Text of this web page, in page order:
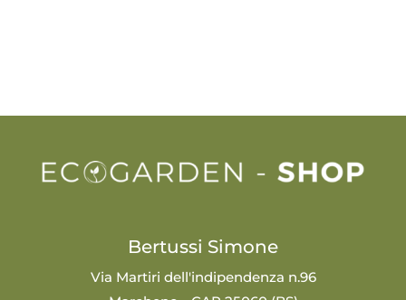
Bertussi Simone
Via Martiri dell'indipendenza n.96